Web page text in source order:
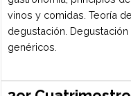
abastecimiento. Control
de salón: Sus
servicio. El personal de